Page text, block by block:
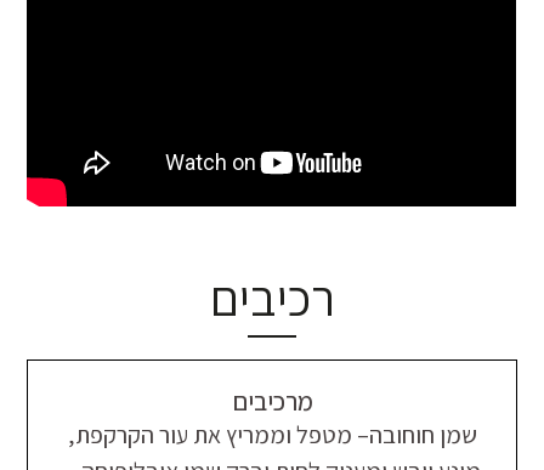
רכיבים
מרכיבים
שמן חוחובה– מטפל וממריץ את עור הקרקפת,